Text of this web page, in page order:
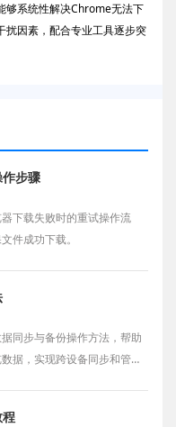
够系统性解决Chrome无法下
扰因素，配合专业工具逐步突
步骤
下载失败时的重试操作流
件成功下载。
同步与备份操作方法，帮助
据，实现跨设备同步和管理